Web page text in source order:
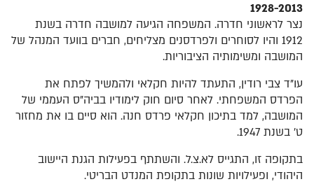
1928-2013
נצר לראשוני חדרה. המשפחה הגיעה למושבה חדרה בשנת
1912 והיו לסוחרים ולפרדסנים מצליחים, חברים בוועד המנהל של
המושבה ומשימותיה הציבוריות.
עו"ד צבי רודין, התעתד להיות חקלאי ולהמשיך לפתח את
הפרדס המשפחתי. לאחר סיום חוק לימודיו בביה"ס העממי של
המושבה, למד בתיכון חקלאי פרדס חנה. הוא סיים בו את מחזור
ט' בשנת 1947.
בתקופה זו, התגייס לא.צ.ל. והשתתף בפעילות הגנת היישוב
היהודי, ופעילויות שונות בתקופת המנדט הבריטי.